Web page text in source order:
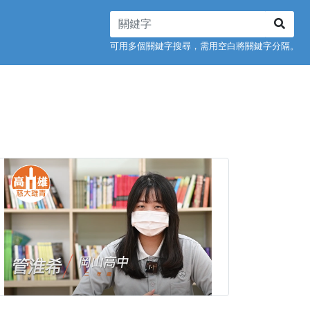
可用多個關鍵字搜尋，需用空白將關鍵字分隔。